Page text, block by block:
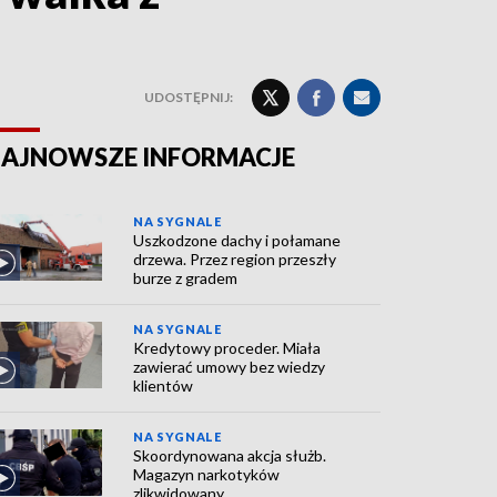
UDOSTĘPNIJ:
INFORMACJE
NA SYGNALE
Uszkodzone dachy i połamane
drzewa. Przez region przeszły
burze z gradem
NA SYGNALE
Kredytowy proceder. Miała
zawierać umowy bez wiedzy
klientów
NA SYGNALE
Skoordynowana akcja służb.
Magazyn narkotyków
zlikwidowany